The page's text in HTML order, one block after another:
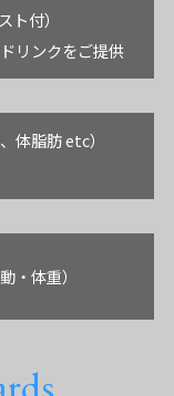
ト付）
リンクをご提供
体脂肪 etc）
・体重）